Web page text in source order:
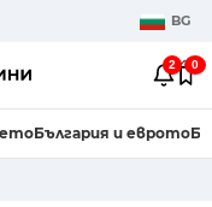
BG
2 0
България и еврото